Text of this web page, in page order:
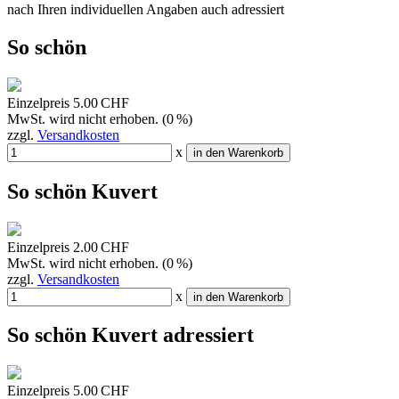
nach Ihren individuellen Angaben auch adressiert
So schön
Einzelpreis 5.00 CHF
MwSt. wird nicht erhoben. (0 %)
zzgl. Versandkosten
x
in den Warenkorb
So schön Kuvert
Einzelpreis 2.00 CHF
MwSt. wird nicht erhoben. (0 %)
zzgl. Versandkosten
x
in den Warenkorb
So schön Kuvert adressiert
Einzelpreis 5.00 CHF